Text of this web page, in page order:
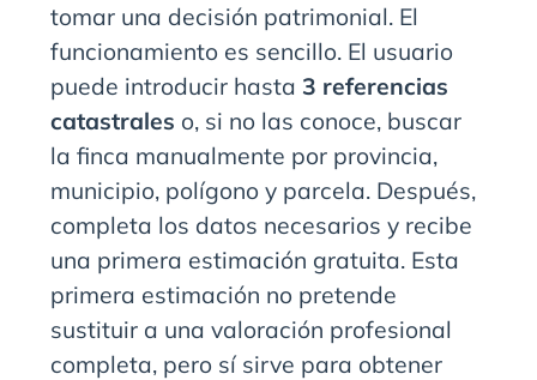
tomar una decisión patrimonial. El
funcionamiento es sencillo. El usuario
puede introducir hasta 3 referencias
catastrales o, si no las conoce, buscar
la finca manualmente por provincia,
municipio, polígono y parcela. Después,
completa los datos necesarios y recibe
una primera estimación gratuita. Esta
primera estimación no pretende
sustituir a una valoración profesional
completa, pero sí sirve para obtener